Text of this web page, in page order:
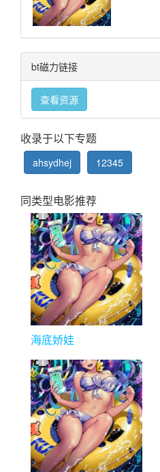
bt磁力链接
查看资源
收录于以下专题
ahsydhej 12345
同类型电影推荐
海底娇娃